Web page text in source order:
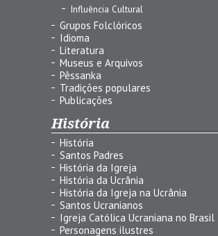
Influência Cultural
Grupos Folclóricos
Idioma
Literatura
Museus e Arquivos
Pêssanka
Tradições populares
Publicações
História
História
Santos Padres
História da Igreja
História da Ucrânia
História da Igreja na Ucrânia
Santos Ucranianos
Igreja Católica Ucraniana no Brasil
Personagens ilustres